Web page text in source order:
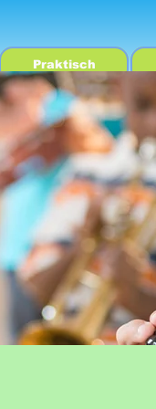
Praktisch